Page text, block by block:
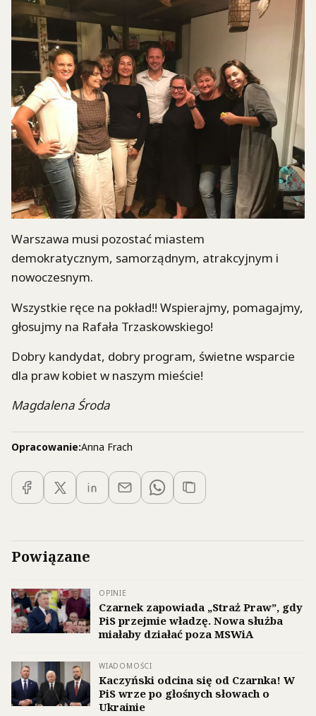
Warszawa musi pozostać miastem
demokratycznym, samorządnym, atrakcyjnym i
nowoczesnym.
Wszystkie ręce na pokład!! Wspierajmy, pomagajmy,
głosujmy na Rafała Trzaskowskiego!
Dobry kandydat, dobry program, świetne wsparcie
dla praw kobiet w naszym mieście!
Magdalena Środa
Opracowanie:Anna Frach
Powiązane
OPINIE
Czarnek zapowiada „Straż Praw”, gdy
PiS przejmie władzę. Nowa służba
miałaby działać poza MSWiA
WIADOMOŚCI
Kaczyński odcina się od Czarnka! W
PiS wrze po głośnych słowach o
Ukrainie